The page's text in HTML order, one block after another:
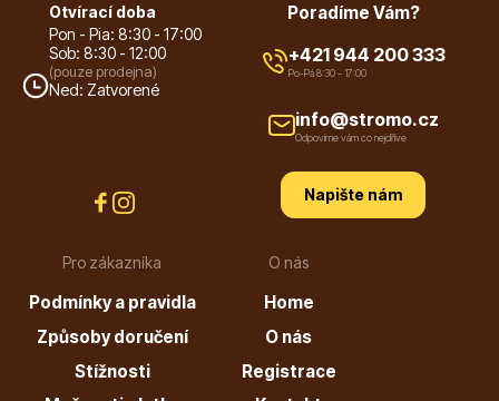
Otvírací doba
Pon - Pia: 8:30 - 17:00
Sob: 8:30 - 12:00
(pouze prodejna)
Ned: Zatvorené
Pro zákazníka
Podmínky a pravidla
Způsoby doručení
Stížnosti
O nás
Home
O nás
Registrace
Poradíme Vám?
+421 944 200 333
Po-Pá 8:30 - 17:00
info@stromo.cz
Odpovíme vám co nejdříve
Napište nám